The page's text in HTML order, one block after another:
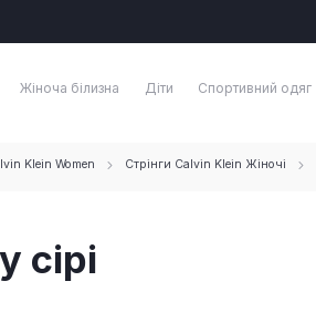
Жіноча білизна Діти Спортивний одяг
Klein Women Стрінги Calvin Klein Жіночі
сірі